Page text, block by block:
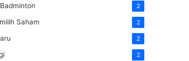
2
Saham 2
2
2